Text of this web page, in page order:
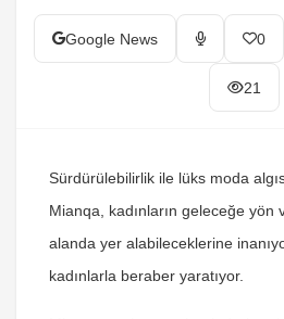
Google News 0
21
Sürdürülebilirlik ile lüks moda
Mianqa, kadınların geleceğe yön
alanda yer alabileceklerine
kadınlarla beraber yaratıyor.